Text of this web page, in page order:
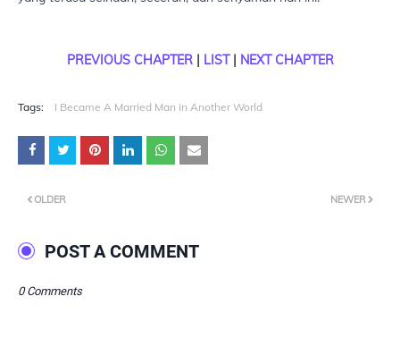
PREVIOUS CHAPTER| LIST | NEXT CHAPTER
Tags: I Became A Married Man in Another World
NEWER
OLDER
POST A COMMENT
0 Comments